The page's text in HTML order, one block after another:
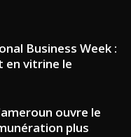
Business Week :
en vitrine le
ouvre le
plus